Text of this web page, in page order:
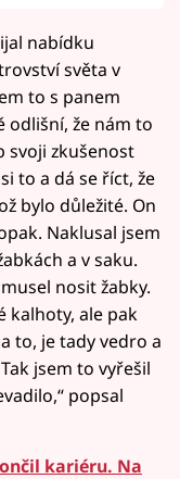
nabídku
světa v
to s panem
odlišní, že nám to
svoji zkušenost
to a dá se říct, že
bylo důležité. On
Naklusal jsem
a v saku.
nosit žabky.
kalhoty, ale pak
to, je tady vedro a
jsem to vyřešil
popsal
kariéru. Na